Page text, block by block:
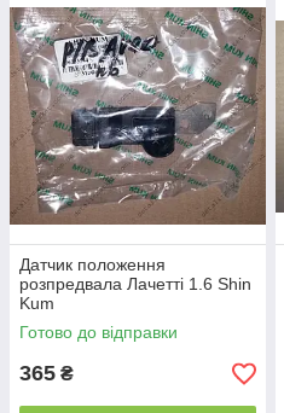
Датчик положення
розпредвала Лачетті 1.6 Shin
Kum
Готово до відправки
365 ₴